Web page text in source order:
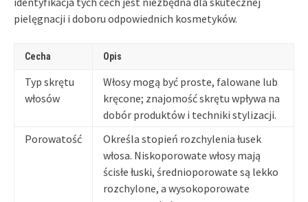
pielęgnacji i doboru odpowiednich kosmetyków.
Cecha Opis
Typ skrętu
włosów
Włosy mogą być proste, falowane lub
kręcone; znajomość skrętu wpływa na
dobór produktów i techniki stylizacji.
Porowatość
Określa stopień rozchylenia łusek
włosa. Niskoporowate włosy mają
ścisłe łuski, średnioporowate są lekko
rozchylone, a wysokoporowate